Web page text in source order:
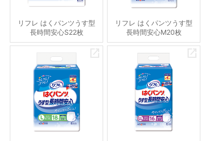
リフレ はくパンツうす型
長時間安心S22枚
リフレ はくパンツうす型
長時間安心M20枚